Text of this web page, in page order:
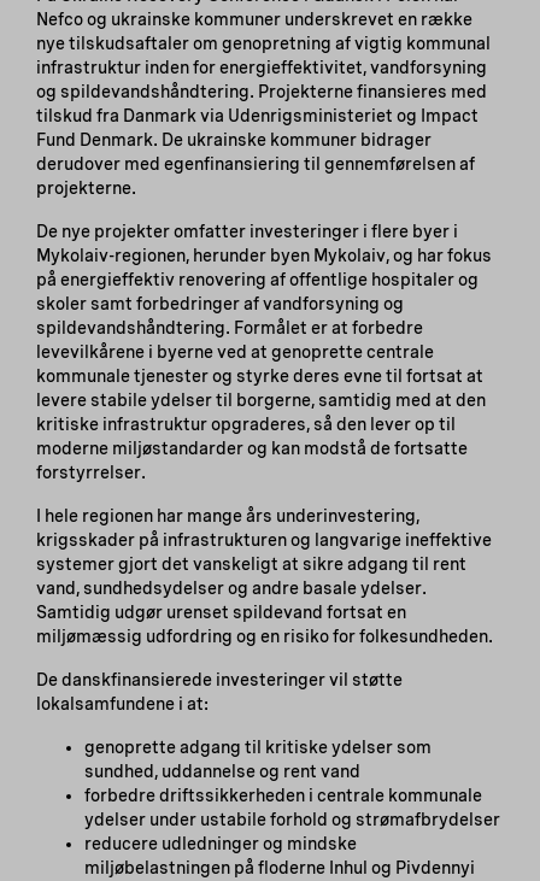
Nefco og ukrainske kommuner underskrevet en række
nye tilskudsaftaler om genopretning af vigtig kommunal
infrastruktur inden for energieffektivitet, vandforsyning
og spildevandshåndtering. Projekterne finansieres med
tilskud fra Danmark via Udenrigsministeriet og Impact
Fund Denmark. De ukrainske kommuner bidrager
derudover med egenfinansiering til gennemførelsen af
projekterne.
De nye projekter omfatter investeringer i flere byer i
Mykolaiv-regionen, herunder byen Mykolaiv, og har fokus
på energieffektiv renovering af offentlige hospitaler og
skoler samt forbedringer af vandforsyning og
spildevandshåndtering. Formålet er at forbedre
levevilkårene i byerne ved at genoprette centrale
kommunale tjenester og styrke deres evne til fortsat at
levere stabile ydelser til borgerne, samtidig med at den
kritiske infrastruktur opgraderes, så den lever op til
moderne miljøstandarder og kan modstå de fortsatte
forstyrrelser.
I hele regionen har mange års underinvestering,
krigsskader på infrastrukturen og langvarige ineffektive
systemer gjort det vanskeligt at sikre adgang til rent
vand, sundhedsydelser og andre basale ydelser.
Samtidig udgør urenset spildevand fortsat en
miljømæssig udfordring og en risiko for folkesundheden.
De danskfinansierede investeringer vil støtte
lokalsamfundene i at:
genoprette adgang til kritiske ydelser som
sundhed, uddannelse og rent vand
forbedre driftssikkerheden i centrale kommunale
ydelser under ustabile forhold og strømafbrydelser
reducere udledninger og mindske
miljøbelastningen på floderne Inhul og Pivdennyi